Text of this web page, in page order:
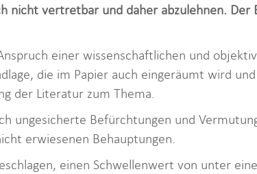
nicht vertretbar und daher abzulehnen. Der
einer wissenschaftlichen und
die im Papier auch eingeräumt wird
der Literatur zum Thema.
ungesicherte Befürchtungen und
erwiesenen Behauptungen.
einen Schwellenwert von unter